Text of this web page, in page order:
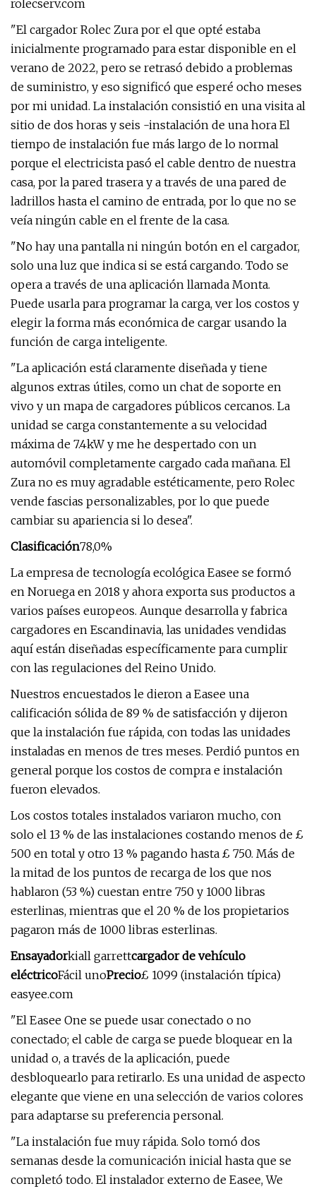
rolecserv.com
"El cargador Rolec Zura por el que opté estaba
inicialmente programado para estar disponible en el
verano de 2022, pero se retrasó debido a problemas
de suministro, y eso significó que esperé ocho meses
por mi unidad. La instalación consistió en una visita al
sitio de dos horas y seis -instalación de una hora El
tiempo de instalación fue más largo de lo normal
porque el electricista pasó el cable dentro de nuestra
casa, por la pared trasera y a través de una pared de
ladrillos hasta el camino de entrada, por lo que no se
veía ningún cable en el frente de la casa.
"No hay una pantalla ni ningún botón en el cargador,
solo una luz que indica si se está cargando. Todo se
opera a través de una aplicación llamada Monta.
Puede usarla para programar la carga, ver los costos y
elegir la forma más económica de cargar usando la
función de carga inteligente.
"La aplicación está claramente diseñada y tiene
algunos extras útiles, como un chat de soporte en
vivo y un mapa de cargadores públicos cercanos. La
unidad se carga constantemente a su velocidad
máxima de 7.4kW y me he despertado con un
automóvil completamente cargado cada mañana. El
Zura no es muy agradable estéticamente, pero Rolec
vende fascias personalizables, por lo que puede
cambiar su apariencia si lo desea".
Clasificación78,0%
La empresa de tecnología ecológica Easee se formó
en Noruega en 2018 y ahora exporta sus productos a
varios países europeos. Aunque desarrolla y fabrica
cargadores en Escandinavia, las unidades vendidas
aquí están diseñadas específicamente para cumplir
con las regulaciones del Reino Unido.
Nuestros encuestados le dieron a Easee una
calificación sólida de 89 % de satisfacción y dijeron
que la instalación fue rápida, con todas las unidades
instaladas en menos de tres meses. Perdió puntos en
general porque los costos de compra e instalación
fueron elevados.
Los costos totales instalados variaron mucho, con
solo el 13 % de las instalaciones costando menos de £
500 en total y otro 13 % pagando hasta £ 750. Más de
la mitad de los puntos de recarga de los que nos
hablaron (53 %) cuestan entre 750 y 1000 libras
esterlinas, mientras que el 20 % de los propietarios
pagaron más de 1000 libras esterlinas.
Ensayadorkiall garrettcargador de vehículo
eléctricoFácil unoPrecio£ 1099 (instalación típica)
easyee.com
"El Easee One se puede usar conectado o no
conectado; el cable de carga se puede bloquear en la
unidad o, a través de la aplicación, puede
desbloquearlo para retirarlo. Es una unidad de aspecto
elegante que viene en una selección de varios colores
para adaptarse su preferencia personal.
"La instalación fue muy rápida. Solo tomó dos
semanas desde la comunicación inicial hasta que se
completó todo. El instalador externo de Easee, We